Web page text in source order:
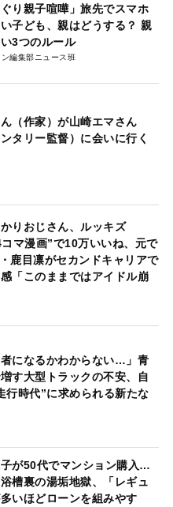
り親子喧嘩」旅先でスマホ
子ども、親はどうする？ 親
3つのルール
編集部ニュース班
（作家）が山崎エマさん
ンタリー監督）に会いに行く
りおじさん、ルッキズ
マ漫画”で10万いいね、元で
鹿目凛がセカンドキャリアで
「このままではアイドル崩
者になるかわからない…」青
す大型トラックの不安、自
行時代”に求められる新たな
が50代でマンション購入…
槽裏の湯垢地獄、「レギュ
いほどローンを組みやす